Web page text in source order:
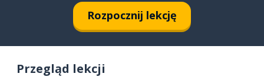
Rozpocznij lekcję
Przegląd lekcji